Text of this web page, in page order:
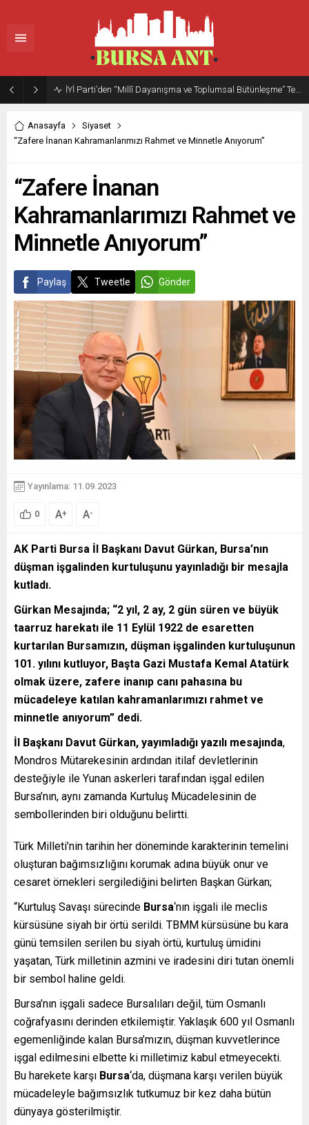
İYİ Parti’den “Millî Dayanışma ve Toplumsal Bütünleşme” Teklifine Sert Muhalefet Şerhi
Anasayfa
Siyaset
“Zafere İnanan Kahramanlarımızı Rahmet ve Minnetle Anıyorum”
“Zafere İnanan
Kahramanlarımızı Rahmet ve
Minnetle Anıyorum”
Paylaş Tweetle Gönder
Yayınlama: 11.09.2023
0 A+ A-
AK Parti Bursa İl Başkanı Davut Gürkan, Bursa’nın
düşman işgalinden kurtuluşunu yayınladığı bir mesajla
kutladı.
Gürkan Mesajında; “2 yıl, 2 ay, 2 gün süren ve büyük
taarruz harekatı ile 11 Eylül 1922 de esaretten
kurtarılan Bursamızın, düşman işgalinden kurtuluşunun
101. yılını kutluyor, Başta Gazi Mustafa Kemal Atatürk
olmak üzere, zafere inanıp canı pahasına bu
mücadeleye katılan kahramanlarımızı rahmet ve
minnetle anıyorum” dedi.
İl Başkanı Davut Gürkan, yayımladığı yazılı mesajında,
Mondros Mütarekesinin ardından itilaf devletlerinin
desteğiyle ile Yunan askerleri tarafından işgal edilen
Bursa’nın, aynı zamanda Kurtuluş Mücadelesinin de
sembollerinden biri olduğunu belirtti.
Türk Milleti’nin tarihin her döneminde karakterinin temelini
oluşturan bağımsızlığını korumak adına büyük onur ve
cesaret örnekleri sergilediğini belirten Başkan Gürkan;
“Kurtuluş Savaşı sürecinde Bursa‘nın işgali ile meclis
kürsüsüne siyah bir örtü serildi. TBMM kürsüsüne bu kara
günü temsilen serilen bu siyah örtü, kurtuluş ümidini
yaşatan, Türk milletinin azmini ve iradesini diri tutan önemli
bir sembol haline geldi.
Bursa’nın işgali sadece Bursalıları değil, tüm Osmanlı
coğrafyasını derinden etkilemiştir. Yaklaşık 600 yıl Osmanlı
egemenliğinde kalan Bursa’mızın, düşman kuvvetlerince
işgal edilmesini elbette ki milletimiz kabul etmeyecekti.
Bu harekete karşı Bursa‘da, düşmana karşı verilen büyük
mücadeleyle bağımsızlık tutkumuz bir kez daha bütün
dünyaya gösterilmiştir.